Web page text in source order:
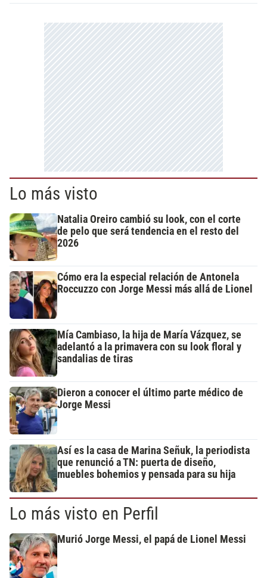
Lo más visto
Natalia Oreiro cambió su look, con el corte
de pelo que será tendencia en el resto del
2026
Cómo era la especial relación de Antonela
Roccuzzo con Jorge Messi más allá de Lionel
Mía Cambiaso, la hija de María Vázquez, se
adelantó a la primavera con su look floral y
sandalias de tiras
Dieron a conocer el último parte médico de
Jorge Messi
Así es la casa de Marina Señuk, la periodista
que renunció a TN: puerta de diseño,
muebles bohemios y pensada para su hija
Lo más visto en Perfil
Murió Jorge Messi, el papá de Lionel Messi